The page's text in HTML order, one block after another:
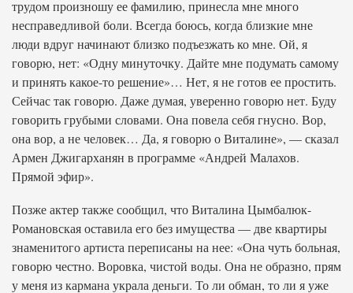
трудом произношу ее фамилию, принесла мне много
несправедливой боли. Всегда боюсь, когда близкие мне
люди вдруг начинают близко подъезжать ко мне. Ой, я
говорю, нет: «Одну минуточку. Дайте мне подумать самому
и принять какое-то решение»… Нет, я не готов ее простить.
Сейчас так говорю. Даже думая, уверенно говорю нет. Буду
говорить грубыми словами. Она повела себя гнусно. Вор,
она вор, а не человек… Да, я говорю о Виталине», — сказал
Армен Джигарханян в программе «Андрей Малахов.
Прямой эфир».
Позже актер также сообщил, что Виталина Цымбалюк-
Романовская оставила его без имущества — две квартиры
знаменитого артиста переписаны на нее: «Она чуть больная,
говорю честно. Воровка, чистой воды. Она не образно, прям
у меня из кармана украла деньги. То ли обман, то ли я уже